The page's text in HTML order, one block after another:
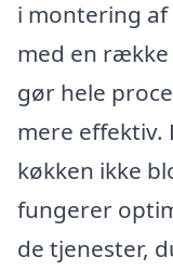
i montering
med en
gør hele
mere effektiv.
køkken ikke
fungerer
de tjenester,